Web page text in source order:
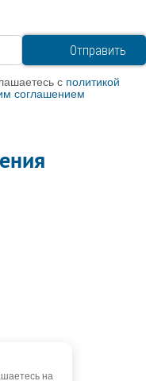
на
с политикой
соглашением